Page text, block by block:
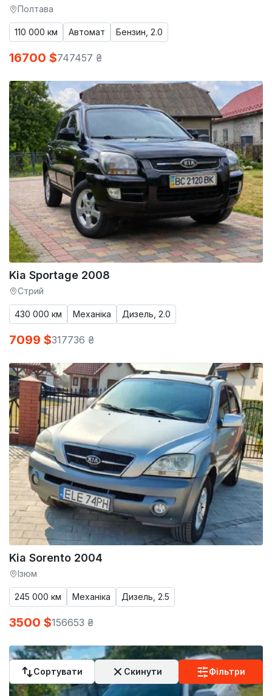
Полтава
110 000 км Автомат Бензин, 2.0
16700 $747457 ₴
Kia Sportage 2008
Стрий
430 000 км Механіка Дизель, 2.0
7099 $317736 ₴
Kia Sorento 2004
Ізюм
245 000 км Механіка Дизель, 2.5
3500 $156653 ₴
Сортувати Скинути Фільтри